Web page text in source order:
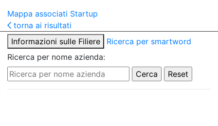
Mappa associati Startup
torna ai risultati
Informazioni sulle Filiere
Ricerca per smartword
Ricerca per nome azienda: